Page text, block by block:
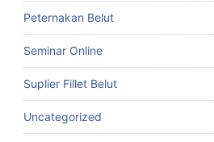
Peternakan Belut
Seminar Online
Suplier Fillet Belut
Uncategorized